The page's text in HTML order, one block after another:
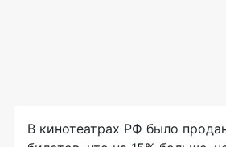
В кинотеатрах РФ было